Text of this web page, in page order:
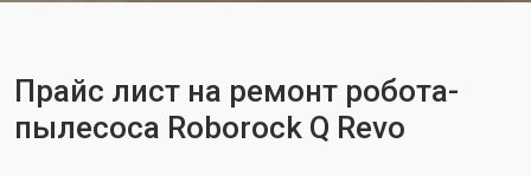
Прайс лист на ремонт робота-
пылесоса Roborock Q Revo